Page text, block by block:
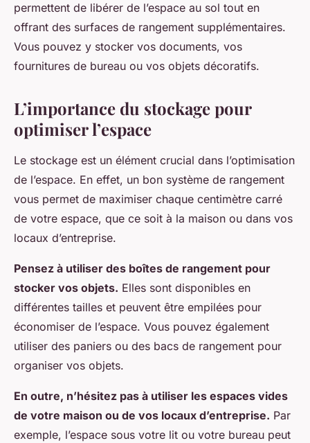
permettent de libérer de l’espace au sol tout en
offrant des surfaces de rangement supplémentaires.
Vous pouvez y stocker vos documents, vos
fournitures de bureau ou vos objets décoratifs.
L’importance du stockage pour
optimiser l’espace
Le stockage est un élément crucial dans l’optimisation
de l’espace. En effet, un bon système de rangement
vous permet de maximiser chaque centimètre carré
de votre espace, que ce soit à la maison ou dans vos
locaux d’entreprise.
Pensez à utiliser des boîtes de rangement pour
stocker vos objets. Elles sont disponibles en
différentes tailles et peuvent être empilées pour
économiser de l’espace. Vous pouvez également
utiliser des paniers ou des bacs de rangement pour
organiser vos objets.
En outre, n’hésitez pas à utiliser les espaces vides
de votre maison ou de vos locaux d’entreprise. Par
exemple, l’espace sous votre lit ou votre bureau peut